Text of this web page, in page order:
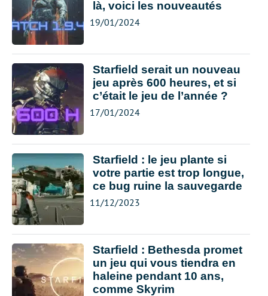
là, voici les nouveautés
19/01/2024
Starfield serait un nouveau
jeu après 600 heures, et si
c’était le jeu de l’année ?
17/01/2024
Starfield : le jeu plante si
votre partie est trop longue,
ce bug ruine la sauvegarde
11/12/2023
Starfield : Bethesda promet
un jeu qui vous tiendra en
haleine pendant 10 ans,
comme Skyrim